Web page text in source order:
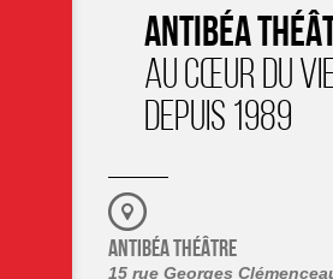
ANTIBÉA
AU CŒUR DU
DEPUIS 1989
ANTIBÉA THÉÂTRE
15 rue Georges